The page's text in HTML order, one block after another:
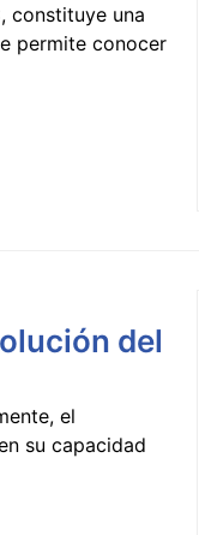
constituye una
permite conocer
del
el
su capacidad